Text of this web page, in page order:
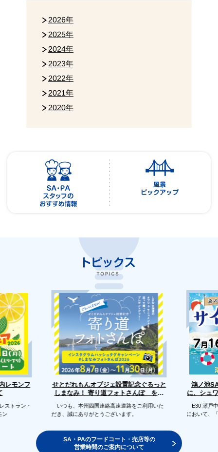
2026年
2025年
2024年
2023年
2022年
2021年
2020年
レモンフ
ストラン・
ン
せとだれもんオブジェ設置記念ぐるっと
しまなみ！ 寄り道フォトさんぽ を開
いつも、本州四国連絡高速道路をご利用いた
だき、誠にありがとうございます。
鴻ノ池
に、シュ
E30 瀬戸中
において、
SA・PAのフードコート・売店等の
営業時間のご案内について